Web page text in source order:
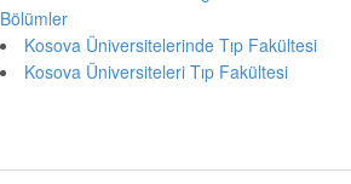
Bölümler
Kosova Üniversitelerinde Tıp Fakültesi
Kosova Üniversiteleri Tıp Fakültesi